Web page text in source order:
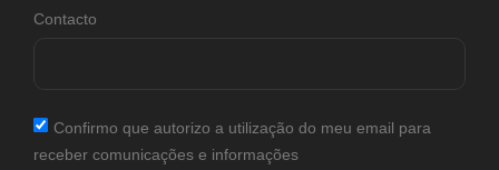
Contacto
Confirmo que autorizo a utilização do meu email para
receber comunicações e informações